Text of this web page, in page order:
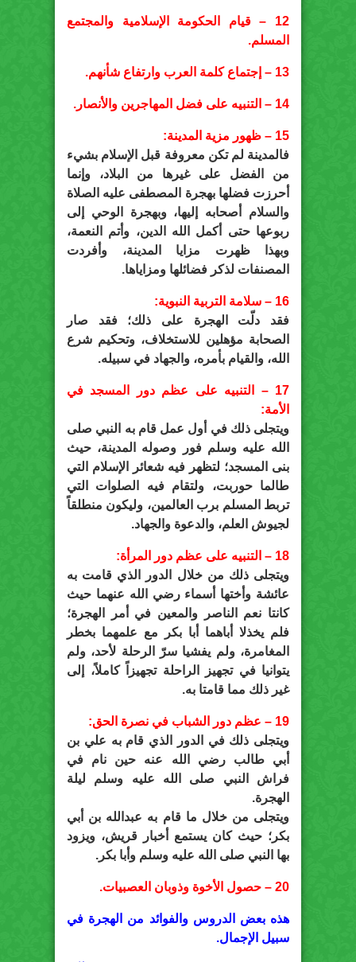
12 – قيام الحكومة الإسلامية والمجتمع
المسلم.
13 – إجتماع كلمة العرب وارتفاع شأنهم.
14 – التنبيه على فضل المهاجرين والأنصار.
15 – ظهور مزية المدينة:
فالمدينة لم تكن معروفة قبل الإسلام بشيء
من الفضل على غيرها من البلاد، وإنما
أحرزت فضلها بهجرة المصطفى عليه الصلاة
والسلام أصحابه إليها، وبهجرة الوحي إلى
ربوعها حتى أكمل الله الدين، وأتم النعمة،
وبهذا ظهرت مزايا المدينة، وأفردت
المصنفات لذكر فضائلها ومزاياها.
16 – سلامة التربية النبوية:
فقد دلّت الهجرة على ذلك؛ فقد صار
الصحابة مؤهلين للاستخلاف، وتحكيم شرع
الله، والقيام بأمره، والجهاد في سبيله.
17 – التنبيه على عظم دور المسجد في
الأمة:
ويتجلى ذلك في أول عمل قام به النبي صلى
الله عليه وسلم فور وصوله المدينة، حيث
بنى المسجد؛ لتظهر فيه شعائر الإسلام التي
طالما حوربت، ولتقام فيه الصلوات التي
تربط المسلم برب العالمين، وليكون منطلقاً
لجيوش العلم، والدعوة والجهاد.
18 – التنبيه على عظم دور المرأة:
ويتجلى ذلك من خلال الدور الذي قامت به
عائشة وأختها أسماء رضي الله عنهما حيث
كانتا نعم الناصر والمعين في أمر الهجرة؛
فلم يخذلا أباهما أبا بكر مع علمهما بخطر
المغامرة، ولم يفشيا سرّ الرحلة لأحد، ولم
يتوانيا في تجهيز الراحلة تجهيزاً كاملاً، إلى
غير ذلك مما قامتا به.
19 – عظم دور الشباب في نصرة الحق:
ويتجلى ذلك في الدور الذي قام به علي بن
أبي طالب رضي الله عنه حين نام في
فراش النبي صلى الله عليه وسلم ليلة
الهجرة.
ويتجلى من خلال ما قام به عبدالله بن أبي
بكر؛ حيث كان يستمع أخبار قريش، ويزود
بها النبي صلى الله عليه وسلم وأبا بكر.
20 – حصول الأخوة وذوبان العصبيات.
هذه بعض الدروس والفوائد من الهجرة في
سبيل الإجمال.